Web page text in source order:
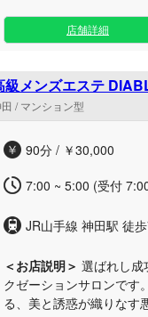
なしを提供します。 メンズエステならではの「ドキド
キ感」と「極上の癒し」
の喧騒から離れ、上質な
ひ一度、お気軽にお立ち
ラピストたちによる至福
い。
店舗詳細
級メンズエステ
/ マンション型
90分 / ￥30,000
7:00 ~ 5:00 (受付
JR山手線 神田駅 徒
＜お店説明＞ 選ばれし成
クゼーションサロンです
る、美と誘惑が織りなす